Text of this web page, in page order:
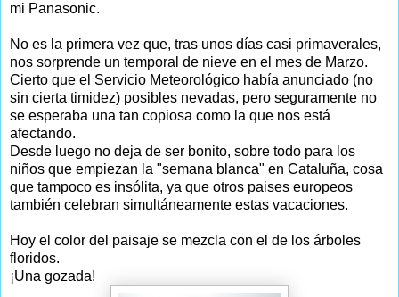
mi Panasonic.
No es la primera vez que, tras unos días casi primaverales,
nos sorprende un temporal de nieve en el mes de Marzo.
Cierto que el Servicio Meteorológico había anunciado (no
sin cierta timidez) posibles nevadas, pero seguramente no
se esperaba una tan copiosa como la que nos está
afectando.
Desde luego no deja de ser bonito, sobre todo para los
niños que empiezan la "semana blanca" en Cataluña, cosa
que tampoco es insólita, ya que otros paises europeos
también celebran simultáneamente estas vacaciones.
Hoy el color del paisaje se mezcla con el de los árboles
floridos.
¡Una gozada!